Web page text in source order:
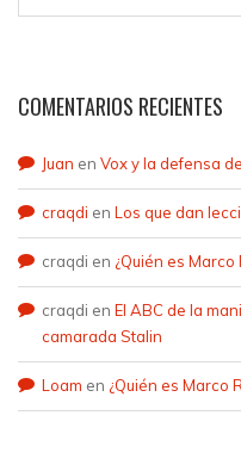
COMENTARIOS RECIENTES
Juan en Vox y la defensa
craqdi en Los que dan
craqdi en ¿Quién es Marco
craqdi en El ABC de la
camarada Stalin
Loam en ¿Quién es Marco